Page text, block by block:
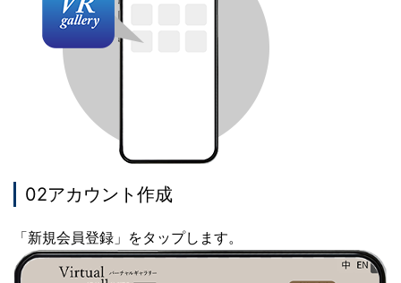
02アカウント作成
「新規会員登録」をタップします。